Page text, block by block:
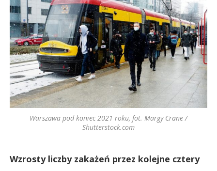
Warszawa pod koniec 2021 roku, fot. Margy Crane /
Shutterstock.com
Wzrosty liczby zakażeń przez kolejne cztery